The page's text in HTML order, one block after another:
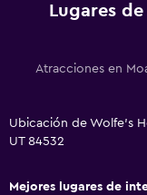
Senderismo
Bicicletas
Paseos a caballo
Natación
Lugares
Atracciones en
Ubicación de Wolfe's
UT 84532
Mejores lugares de